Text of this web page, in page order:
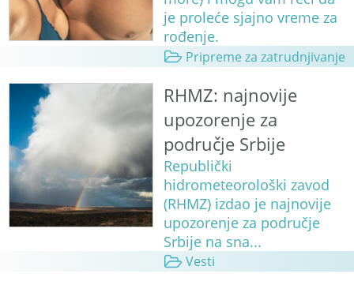
je proleće sjajno vreme za
rođenje.
Pripreme za zatrudnjivanje
RHMZ: najnovije
upozorenje za
područje Srbije
Republički
hidrometeorološki zavod
(RHMZ) izdao je najnovije
upozorenje za područje
Srbije na sna...
Vesti